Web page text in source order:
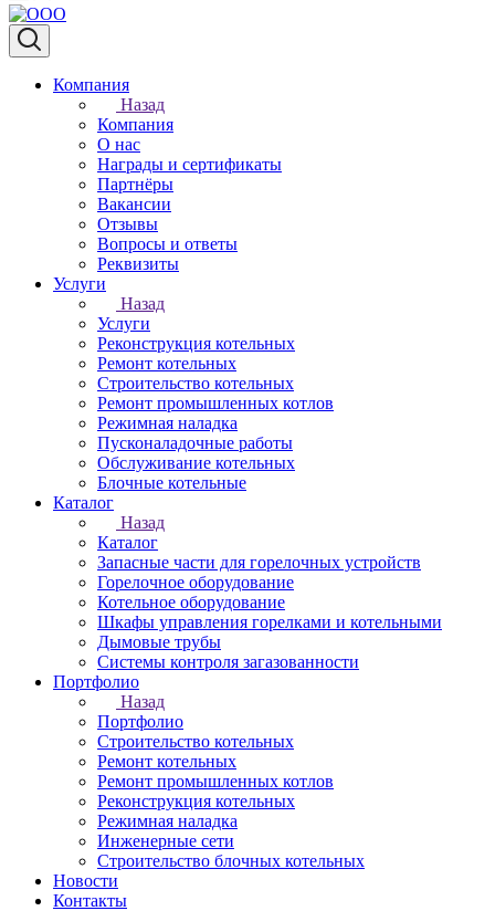
Компания
Назад
Компания
О нас
Награды и сертификаты
Партнёры
Вакансии
Отзывы
Вопросы и ответы
Реквизиты
Услуги
Назад
Услуги
Реконструкция котельных
Ремонт котельных
Строительство котельных
Ремонт промышленных котлов
Режимная наладка
Пусконаладочные работы
Обслуживание котельных
Блочные котельные
Каталог
Назад
Каталог
Запасные части для горелочных устройств
Горелочное оборудование
Котельное оборудование
Шкафы управления горелками и котельными
Дымовые трубы
Системы контроля загазованности
Портфолио
Назад
Портфолио
Строительство котельных
Ремонт котельных
Ремонт промышленных котлов
Реконструкция котельных
Режимная наладка
Инженерные сети
Строительство блочных котельных
Новости
Контакты